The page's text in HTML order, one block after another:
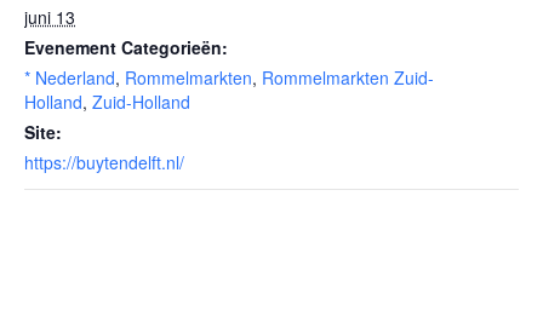
juni 13
Evenement Categorieën:
* Nederland, Rommelmarkten, Rommelmarkten Zuid-
Holland, Zuid-Holland
Site:
https://buytendelft.nl/